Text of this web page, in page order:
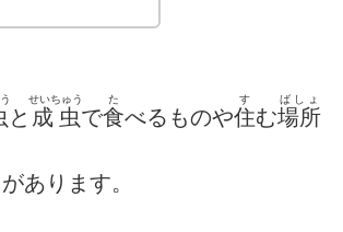
と 成虫
せいちゅう
で食
た
べるものや住
す
む場所
ばしょ
あります。